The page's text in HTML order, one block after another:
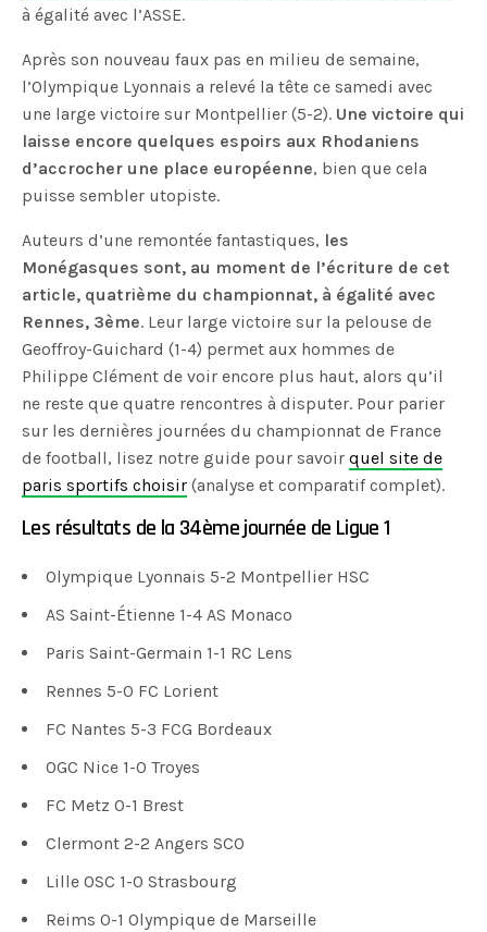
à égalité avec l’ASSE.
Après son nouveau faux pas en milieu de semaine,
l’Olympique Lyonnais a relevé la tête ce samedi avec
une large victoire sur Montpellier (5-2). Une victoire qui
laisse encore quelques espoirs aux Rhodaniens
d’accrocher une place européenne, bien que cela
puisse sembler utopiste.
Auteurs d’une remontée fantastiques, les
Monégasques sont, au moment de l’écriture de cet
article, quatrième du championnat, à égalité avec
Rennes, 3ème. Leur large victoire sur la pelouse de
Geoffroy-Guichard (1-4) permet aux hommes de
Philippe Clément de voir encore plus haut, alors qu’il
ne reste que quatre rencontres à disputer. Pour parier
sur les dernières journées du championnat de France
de football, lisez notre guide pour savoirquel site de
paris sportifs choisir (analyse et comparatif complet).
Les résultats de la 34ème journée de Ligue 1
Olympique Lyonnais 5-2 Montpellier HSC
AS Saint-Étienne 1-4 AS Monaco
Paris Saint-Germain 1-1 RC Lens
Rennes 5-0 FC Lorient
FC Nantes 5-3 FCG Bordeaux
OGC Nice 1-0 Troyes
FC Metz 0-1 Brest
Clermont 2-2 Angers SCO
Lille OSC 1-0 Strasbourg
Reims 0-1 Olympique de Marseille